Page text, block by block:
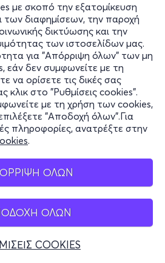
με σκοπό την εξατομίκευση
των διαφημίσεων, την παροχή
δικτύωσης και την
των ιστοσελίδων μας.
για "Απόρριψη όλων" των μη
εάν δεν συμφωνείτε με τη
να ορίσετε τις δικές σας
κλικ στο "Ρυθμίσεις cookies".
με τη χρήση των cookies,
"Αποδοχή όλων".Για
πληροφορίες, ανατρέξτε στην
.
ΟΛΩΝ
ΟΛΩΝ
COOKIES